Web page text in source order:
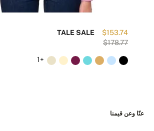
$153.74
$178.77
TALE SALE
+1
عنّا وعن قيمنا